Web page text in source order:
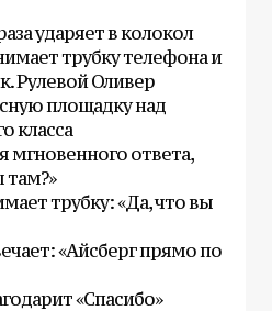
ударяет в колокол
трубку телефона и
Рулевой Оливер
площадку над
класса
мгновенного ответа,
там?»
трубку: «Да, что вы
«Айсберг прямо по
«Спасибо»